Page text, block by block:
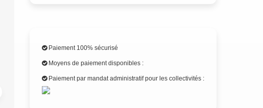
Paiement 100% sécurisé
Moyens de paiement disponibles :
Paiement par mandat administratif pour les collectivités :